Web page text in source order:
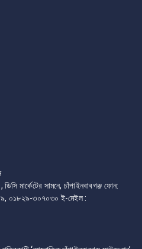
মার্কেটের সামনে, চাঁপাইনবাবগঞ্জ ফোন:
০১৮২৯-৩০৭০৩০ ই-মেইল :